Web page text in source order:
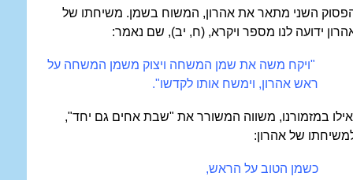
השני מתאר את אהרון, המשוח בשמן. משיחתו של
ידועה לנו מספר ויקרא, (ח, יב), שם נאמר:
"ויקח משה את שמן המשחה ויצוק משמן המשחה על
ראש אהרון, וימשח אותו לקדשו".
במזמורנו, משווה המשורר את "שבת אחים גם יחד",
של אהרון:
כשמן הטוב על הראש,